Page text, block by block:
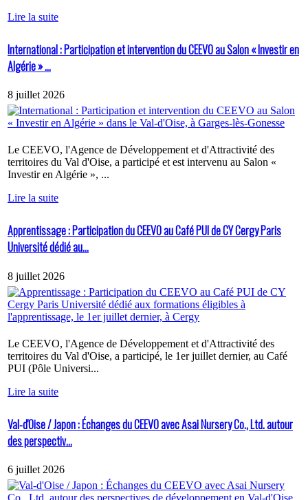
Lire la suite
International : Participation et intervention du CEEVO au Salon « Investir en
Algérie » ...
8 juillet 2026
Le CEEVO, l'Agence de Développement et d'Attractivité des
territoires du Val d'Oise, a participé et est intervenu au Salon «
Investir en Algérie », ...
Lire la suite
Apprentissage : Participation du CEEVO au Café PUI de CY Cergy Paris
Université dédié au...
8 juillet 2026
Le CEEVO, l'Agence de Développement et d'Attractivité des
territoires du Val d'Oise, a participé, le 1er juillet dernier, au Café
PUI (Pôle Universi...
Lire la suite
Val-d'Oise / Japon : Échanges du CEEVO avec Asai Nursery Co., Ltd. autour
des perspectiv...
6 juillet 2026